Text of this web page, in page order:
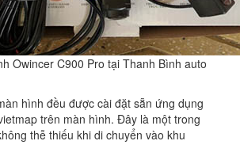
Owincer C900 Pro tại Thanh Bình auto
hình đều được cài đặt sẵn ứng dụng
trên màn hình. Đây là một trong
thễ thiếu khi di chuyển vào khu